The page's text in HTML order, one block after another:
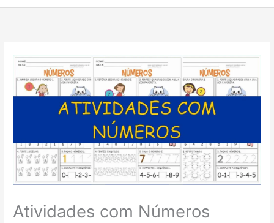
Atividades com Números